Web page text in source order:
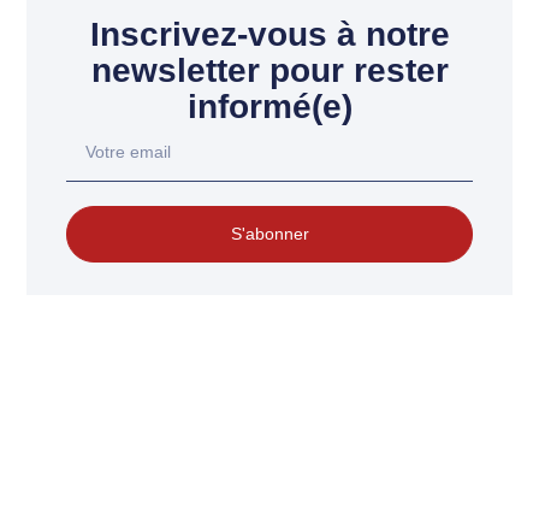
Inscrivez-vous à notre
newsletter pour rester
informé(e)
S'abonner